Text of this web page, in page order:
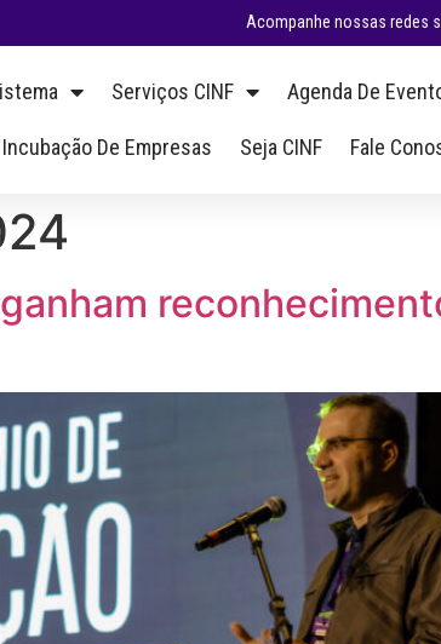
Acompanhe nossas redes
Serviços CINF Agenda De
Incubação De Empresas Seja CINF Fale